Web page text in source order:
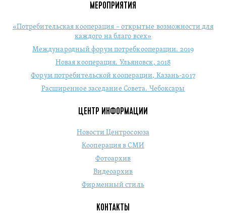
МЕРОПРИЯТИЯ
«Потребительская кооперация – открытые возможности для
каждого на благо всех»
Международный форум потребкооперации. 2019
Новая кооперация. Ульяновск, 2018
Форум потребительской кооперации, Казань-2017
Расширенное заседание Совета. Чебоксары
ЦЕНТР ИНФОРМАЦИИ
Новости Центросоюза
Кооперация в СМИ
Фотоархив
Видеоархив
Фирменный стиль
КОНТАКТЫ